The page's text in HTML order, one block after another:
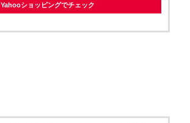
Yahooショッピングでチェック